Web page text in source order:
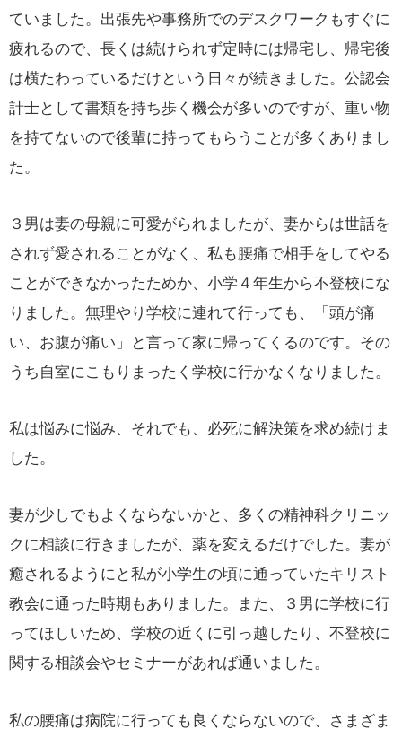
ていました。出張先や事務所でのデスクワークもすぐに
疲れるので、長くは続けられず定時には帰宅し、帰宅後
は横たわっているだけという日々が続きました。公認会
計士として書類を持ち歩く機会が多いのですが、重い物
を持てないので後輩に持ってもらうことが多くありまし
た。
３男は妻の母親に可愛がられましたが、妻からは世話を
されず愛されることがなく、私も腰痛で相手をしてやる
ことができなかったためか、小学４年生から不登校にな
りました。無理やり学校に連れて行っても、「頭が痛
い、お腹が痛い」と言って家に帰ってくるのです。その
うち自室にこもりまったく学校に行かなくなりました。
私は悩みに悩み、それでも、必死に解決策を求め続けま
した。
妻が少しでもよくならないかと、多くの精神科クリニッ
クに相談に行きましたが、薬を変えるだけでした。妻が
癒されるようにと私が小学生の頃に通っていたキリスト
教会に通った時期もありました。また、３男に学校に行
ってほしいため、学校の近くに引っ越したり、不登校に
関する相談会やセミナーがあれば通いました。
私の腰痛は病院に行っても良くならないので、さまざま